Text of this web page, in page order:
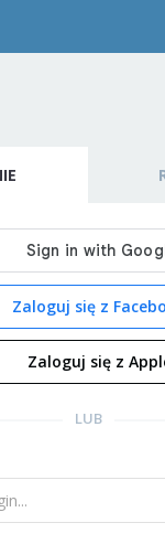
Zaloguj się z
Zaloguj się z
LUB